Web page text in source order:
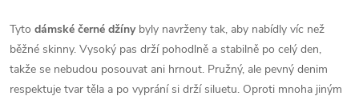
Tyto dámské černé džínybyly navrženy tak, aby nabídly víc než
běžné skinny. Vysoký pas drží pohodlně a stabilně po celý den,
takže se nebudou posouvat ani hrnout. Pružný, ale pevný denim
respektuje tvar těla a po vyprání si drží siluetu. Oproti mnoha jiným